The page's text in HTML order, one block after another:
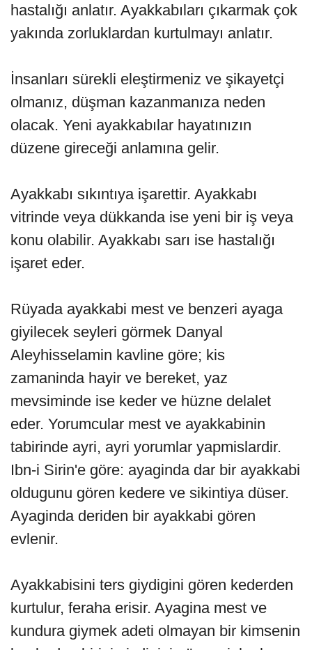
hastalığı anlatır. Ayakkabıları çıkarmak çok
yakında zorluklardan kurtulmayı anlatır.
İnsanları sürekli eleştirmeniz ve şikayetçi
olmanız, düşman kazanmanıza neden
olacak. Yeni ayakkabılar hayatınızın
düzene gireceği anlamına gelir.
Ayakkabı sıkıntıya işarettir. Ayakkabı
vitrinde veya dükkanda ise yeni bir iş veya
konu olabilir. Ayakkabı sarı ise hastalığı
işaret eder.
Rüyada ayakkabi mest ve benzeri ayaga
giyilecek seyleri görmek Danyal
Aleyhisselamin kavline göre; kis
zamaninda hayir ve bereket, yaz
mevsiminde ise keder ve hüzne delalet
eder. Yorumcular mest ve ayakkabinin
tabirinde ayri, ayri yorumlar yapmislardir.
Ibn-i Sirin'e göre: ayaginda dar bir ayakkabi
oldugunu gören kedere ve sikintiya düser.
Ayaginda deriden bir ayakkabi gören
evlenir.
Ayakkabisini ters giydigini gören kederden
kurtulur, feraha erisir. Ayagina mest ve
kundura giymek adeti olmayan bir kimsenin